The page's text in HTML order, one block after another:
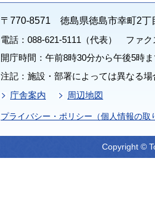
〒770-8571 徳島県徳島市幸町2丁
電話：088-621-5111（代表） ファク
開庁時間：午前8時30分から午後5時
注記：施設・部署によっては異なる
庁舎案内
周辺地図
プライバシー・ポリシー（個人情報の取
Copyright ©